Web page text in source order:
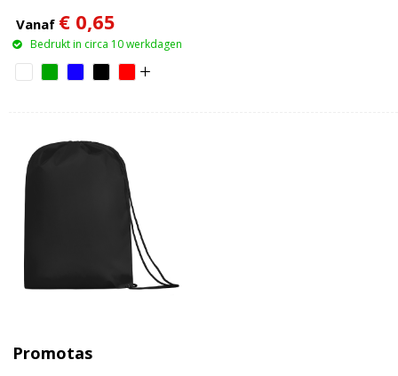
Vanaf € 0,65
Bedrukt in circa 10 werkdagen
Promotas